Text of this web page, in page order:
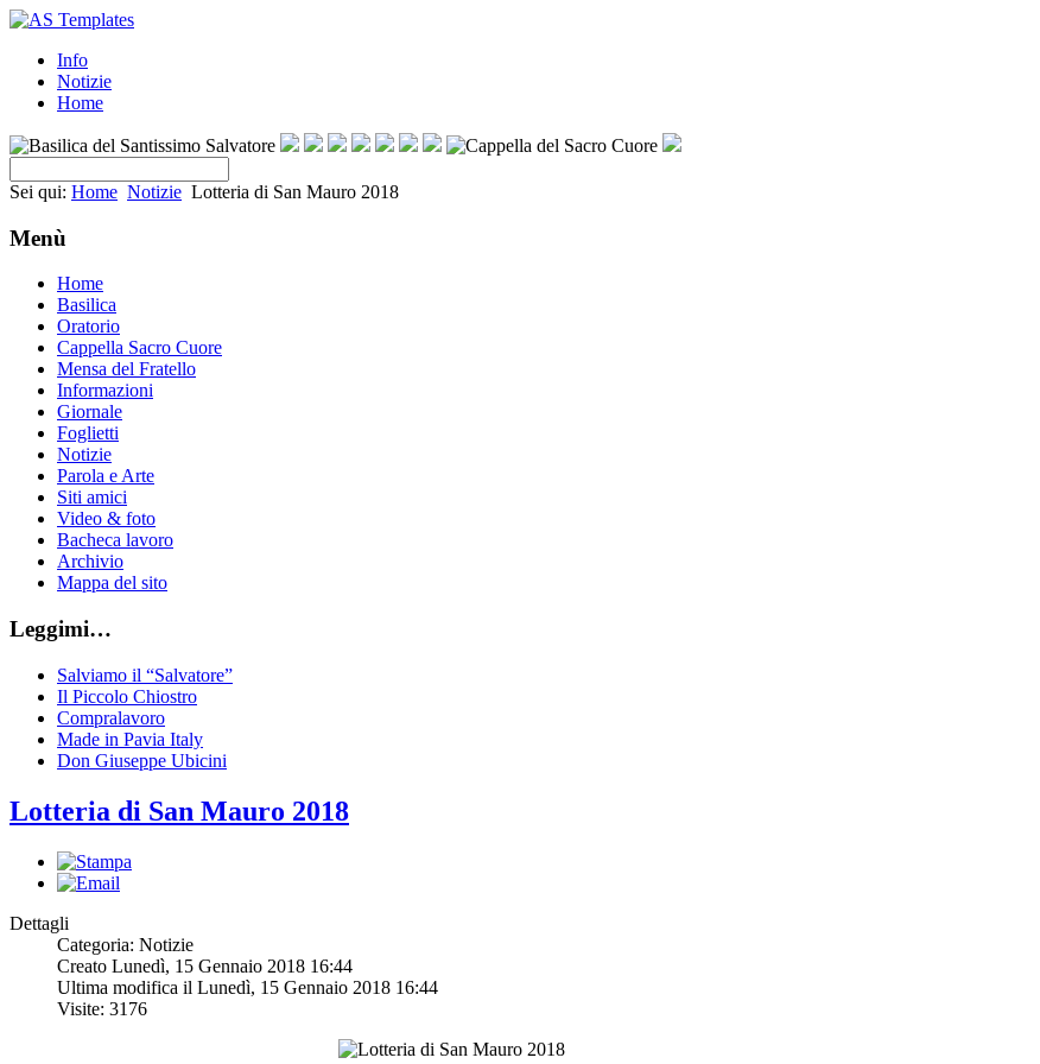
Info
Notizie
Home
Sei qui: Home Notizie Lotteria di San Mauro 2018
Menù
Home
Basilica
Oratorio
Cappella Sacro Cuore
Mensa del Fratello
Informazioni
Giornale
Foglietti
Notizie
Parola e Arte
Siti amici
Video & foto
Bacheca lavoro
Archivio
Mappa del sito
Leggimi…
Salviamo il “Salvatore”
Il Piccolo Chiostro
Compralavoro
Made in Pavia Italy
Don Giuseppe Ubicini
Lotteria di San Mauro 2018
Dettagli
Categoria: Notizie
Creato Lunedì, 15 Gennaio 2018 16:44
Ultima modifica il Lunedì, 15 Gennaio 2018 16:44
Visite: 3176